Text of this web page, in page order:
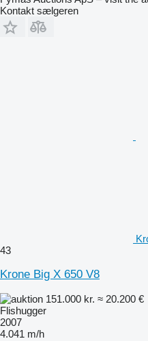
Kontakt sælgeren
43
Krone Big X 650 V8
151.000 kr. ≈ 20.200 €
Flishugger
2007
4.041 m/h